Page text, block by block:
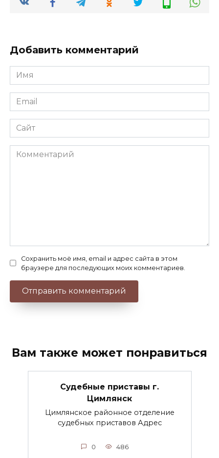
Добавить комментарий
Имя
*
Email
*
Сайт
Комментарий
Сохранить моё имя, email и адрес сайта в этом
браузере для последующих моих комментариев.
Вам также может понравиться
Судебные приставы г.
Цимлянск
Цимлянское районное отделение
судебных приставов Адрес
0 486